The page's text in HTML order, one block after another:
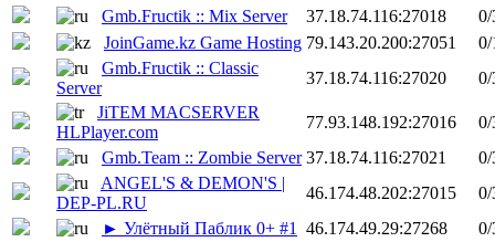
Gmb.Fructik :: Mix Server
37.18.74.116:27018
0/
JoinGame.kz Game Hosting 79.143.20.200:27051
0/
Gmb.Fructik :: Classic
Server
37.18.74.116:27020
0/
JiTEM MACSERVER
HLPlayer.com
77.93.148.192:27016
0/
Gmb.Team :: Zombie Server 37.18.74.116:27021
0/
ANGEL'S & DEMON'S |
DEP-PL.RU
46.174.48.202:27015
0/
► Улётный Паблик 0+ #1
46.174.49.29:27268
0/